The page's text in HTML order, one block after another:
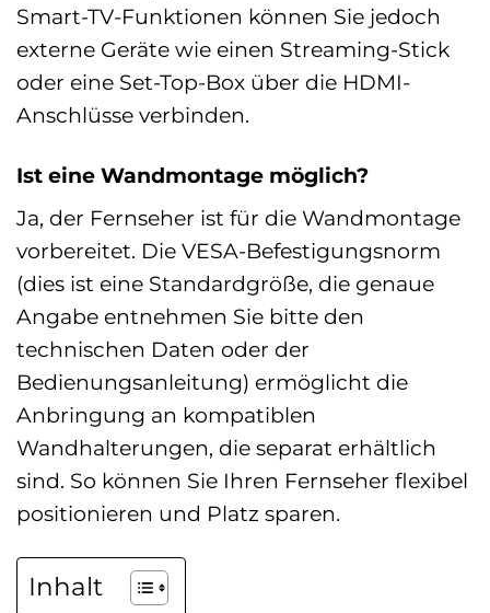
Smart-TV-Funktionen können Sie jedoch
externe Geräte wie einen Streaming-Stick
oder eine Set-Top-Box über die HDMI-
Anschlüsse verbinden.
Ist eine Wandmontage möglich?
Ja, der Fernseher ist für die Wandmontage
vorbereitet. Die VESA-Befestigungsnorm
(dies ist eine Standardgröße, die genaue
Angabe entnehmen Sie bitte den
technischen Daten oder der
Bedienungsanleitung) ermöglicht die
Anbringung an kompatiblen
Wandhalterungen, die separat erhältlich
sind. So können Sie Ihren Fernseher flexibel
positionieren und Platz sparen.
Inhalt